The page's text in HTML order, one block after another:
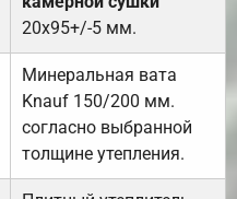
20х95+/-5 мм.
Минеральная вата
Knauf 150/200 мм.
согласно выбранной
толщине утепления.